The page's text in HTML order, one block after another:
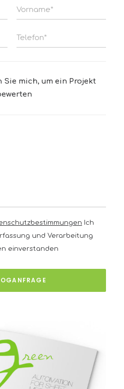
Sie mich, um ein Projekt
Ich
und Verarbeitung
einverstanden